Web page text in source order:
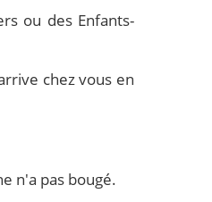
ou des Enfants-
chez vous en
n'a pas bougé.